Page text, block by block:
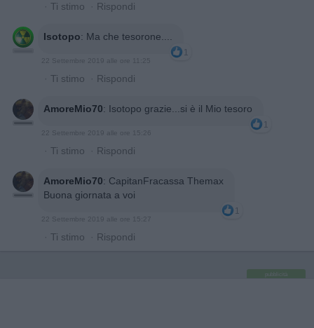
· Ti stimo · Rispondi
Isotopo: Ma che tesorone....
1
22 Settembre 2019 alle ore 11:25
· Ti stimo · Rispondi
AmoreMio70: Isotopo grazie...si è il Mio tesoro
1
22 Settembre 2019 alle ore 15:26
· Ti stimo · Rispondi
AmoreMio70: CapitanFracassa Themax
Buona giornata a voi
1
22 Settembre 2019 alle ore 15:27
· Ti stimo · Rispondi
pubblicità